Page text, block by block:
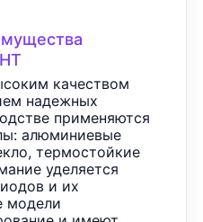
качеством
надежных
применяются
алюминиевые
термостойкие
уделяется
и их
модели